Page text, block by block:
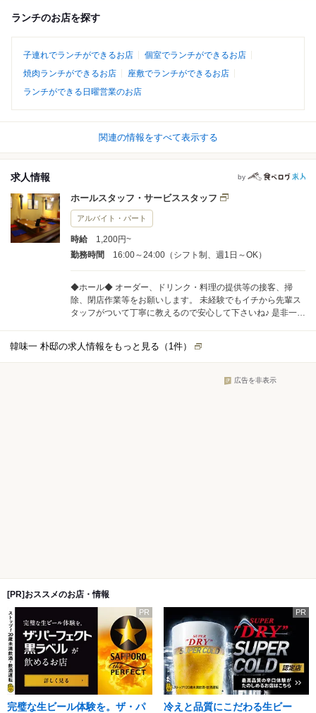
ランチのお店を探す
子連れでランチができるお店
個室でランチができるお店
焼肉ランチができるお店
座敷でランチができるお店
ランチができる日曜営業のお店
関連の情報をすべて表示する
求人情報 by
ホールスタッフ・サービススタッフ
アルバイト・パート
時給
1,200円~
勤務時間
16:00～24:00（シフト制、週1日～OK）
◆ホール◆ オーダー、ドリンク・料理の提供等の接客、掃
除、閉店作業等をお願いします。 未経験でもイチから先輩ス
タッフがついて丁寧に教えるので安心して下さいね♪ 是非一緒
韓味一 朴邸の求人情報をもっと見る（ 1件）
広告を非表示
[PR]おススメのお店・情報
PR
完璧な生ビール体験を。ザ・パ
PR
冷えと品質にこだわる生ビー